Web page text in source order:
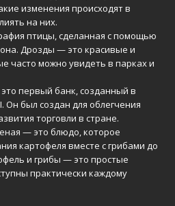
изменения происходят в
на них.
птицы, сделанная с помощью
Дрозды — это красивые и
часто можно увидеть в парках и
первый банк, созданный в
Он был создан для облегчения
торговли в стране.
— это блюдо, которое
картофеля вместе с грибами до
и грибы — это простые
практически каждому